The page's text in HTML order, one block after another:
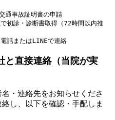
事故証明書の申請
と直接連絡（当院が実
・連絡先をお知らせくださ
し、以下を確認・手配しま